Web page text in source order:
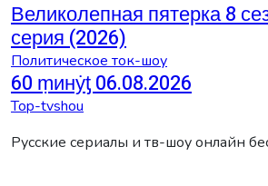
Великолепная пятерка 8
серия (2026)
Политическое ток-шоу
60 ṃинẏƫ 06.08.2026
Top-tvshou
Русские сериалы и тв-шоу онлайн